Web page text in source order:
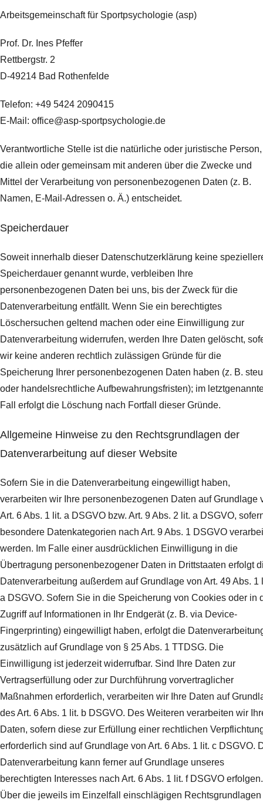
Arbeitsgemeinschaft für Sportpsychologie (asp)
Prof. Dr. Ines Pfeffer
Rettbergstr. 2
D-49214 Bad Rothenfelde
Telefon: +49 5424 2090415
E-Mail: office@asp-sportpsychologie.de
Verantwortliche Stelle ist die natürliche oder juristische Person,
die allein oder gemeinsam mit anderen über die Zwecke und
Mittel der Verarbeitung von personenbezogenen Daten (z. B.
Namen, E-Mail-Adressen o. Ä.) entscheidet.
Speicherdauer
Soweit innerhalb dieser Datenschutzerklärung keine
Speicherdauer genannt wurde, verbleiben Ihre
personenbezogenen Daten bei uns, bis der Zweck für die
Datenverarbeitung entfällt. Wenn Sie ein berechtigtes
Löschersuchen geltend machen oder eine Einwilligung zur
Datenverarbeitung widerrufen, werden Ihre Daten gelöscht,
wir keine anderen rechtlich zulässigen Gründe für die
Speicherung Ihrer personenbezogenen Daten haben (z. B.
oder handelsrechtliche Aufbewahrungsfristen); im
Fall erfolgt die Löschung nach Fortfall dieser Gründe.
Allgemeine Hinweise zu den Rechtsgrundlagen der
Datenverarbeitung auf dieser Website
Sofern Sie in die Datenverarbeitung eingewilligt haben,
verarbeiten wir Ihre personenbezogenen Daten auf Grundlage
Art. 6 Abs. 1 lit. a DSGVO bzw. Art. 9 Abs. 2 lit. a DSGVO,
besondere Datenkategorien nach Art. 9 Abs. 1 DSGVO
werden. Im Falle einer ausdrücklichen Einwilligung in die
Übertragung personenbezogener Daten in Drittstaaten erfolgt
Datenverarbeitung außerdem auf Grundlage von Art. 49 Abs. 1
a DSGVO. Sofern Sie in die Speicherung von Cookies oder in
Zugriff auf Informationen in Ihr Endgerät (z. B. via Device-
Fingerprinting) eingewilligt haben, erfolgt die
zusätzlich auf Grundlage von § 25 Abs. 1 TTDSG. Die
Einwilligung ist jederzeit widerrufbar. Sind Ihre Daten zur
Vertragserfüllung oder zur Durchführung vorvertraglicher
Maßnahmen erforderlich, verarbeiten wir Ihre Daten auf
des Art. 6 Abs. 1 lit. b DSGVO. Des Weiteren verarbeiten wir
Daten, sofern diese zur Erfüllung einer rechtlichen
erforderlich sind auf Grundlage von Art. 6 Abs. 1 lit. c DSGVO.
Datenverarbeitung kann ferner auf Grundlage unseres
berechtigten Interesses nach Art. 6 Abs. 1 lit. f DSGVO erfolgen.
Über die jeweils im Einzelfall einschlägigen Rechtsgrundlagen